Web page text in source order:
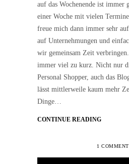
auf das Wochenende ist immer
einer Woche mit vielen
freue mich dann immer sehr
auf Unternehmungen und
wir gemeinsam Zeit
immer viel zu kurz. Nicht nur
Personal Shopper, auch das
lässt mittlerweile kaum mehr
Dinge…
CONTINUE READING
1 COMMENT